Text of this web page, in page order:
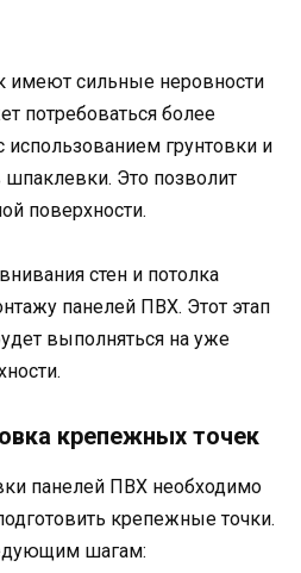
имеют сильные неровности
потребоваться более
использованием грунтовки и
Это позволит
поверхности.
стен и потолка
панелей ПВХ. Этот этап
выполняться на уже
крепежных точек
панелей ПВХ необходимо
крепежные точки.
шагам: